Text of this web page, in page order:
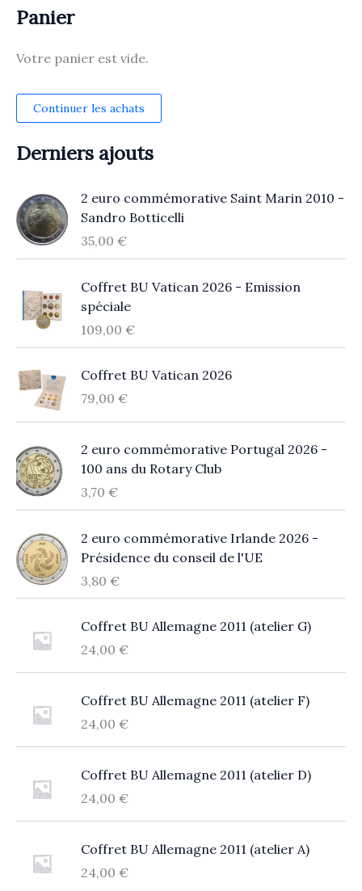
Panier
Votre panier est vide.
Continuer les achats
Derniers ajouts
2 euro commémorative Saint Marin 2010 -
Sandro Botticelli
35,00 €
Coffret BU Vatican 2026 - Emission
spéciale
109,00 €
Coffret BU Vatican 2026
79,00 €
2 euro commémorative Portugal 2026 -
100 ans du Rotary Club
3,70 €
2 euro commémorative Irlande 2026 -
Présidence du conseil de l'UE
3,80 €
Coffret BU Allemagne 2011 (atelier G)
24,00 €
Coffret BU Allemagne 2011 (atelier F)
24,00 €
Coffret BU Allemagne 2011 (atelier D)
24,00 €
Coffret BU Allemagne 2011 (atelier A)
24,00 €